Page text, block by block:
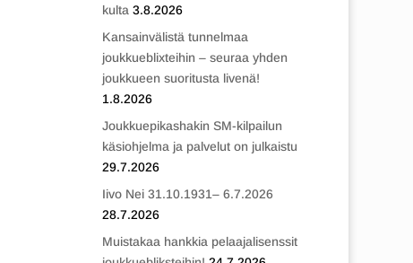
kulta 3.8.2026
Kansainvälistä tunnelmaa
joukkueblixteihin – seuraa yhden
joukkueen suoritusta livenä!
1.8.2026
Joukkuepikashakin SM-kilpailun
käsiohjelma ja palvelut on julkaistu
29.7.2026
Iivo Nei 31.10.1931– 6.7.2026
28.7.2026
Muistakaa hankkia pelaajalisenssit